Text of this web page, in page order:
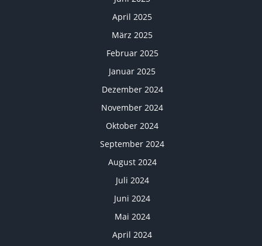
April 2025
März 2025
Februar 2025
Januar 2025
Dezember 2024
November 2024
Oktober 2024
September 2024
August 2024
Juli 2024
Juni 2024
Mai 2024
April 2024